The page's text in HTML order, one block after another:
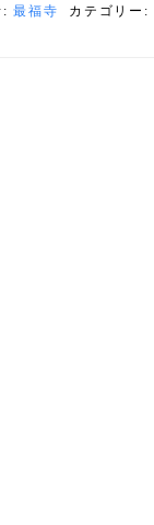
:最福寺 カテゴリー: